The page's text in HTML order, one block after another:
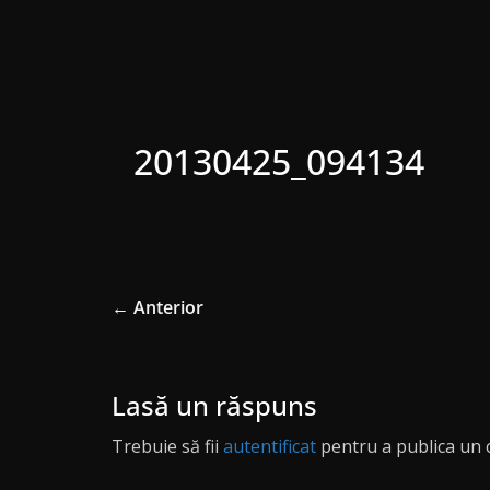
20130425_094134
← Anterior
Lasă un răspuns
Trebuie să fii autentificat pentru a publica un